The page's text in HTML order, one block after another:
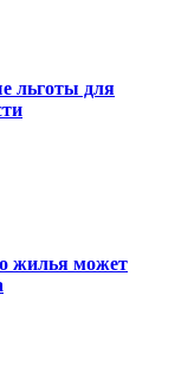
льготы для
жилья может